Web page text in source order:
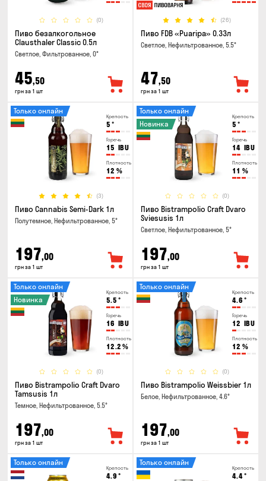
(0)
Пиво безалкогольное
Clausthaler Classic 0.5л
Светлое, Фильтрованное, 0°
45,50
грн за 1 шт
(26)
Пиво FDB «Puaripa» 0.33л
Светлое, Нефильтрованное, 5.5°
47,50
грн за 1 шт
Крепость
5 °
Горечь
15 IBU
Плотность
12 %
(3)
Только онлайн
Пиво Cannabis Semi-Dark 1л
Полутемное, Нефильтрованное, 5°
197,00
грн за 1 шт
Крепость
5 °
Горечь
14 IBU
Плотность
11 %
(0)
Только онлайн
Новинка
Пиво Bistrampolio Craft Dvaro
Sviesusis 1л
Светлое, Нефильтрованное, 5°
197,00
грн за 1 шт
Крепость
5.5 °
Горечь
16 IBU
Плотность
12.2 %
(0)
Только онлайн
Новинка
Пиво Bistrampolio Craft Dvaro
Tamsusis 1л
Темное, Нефильтрованное, 5.5°
197,00
грн за 1 шт
Крепость
4.6 °
Горечь
12 IBU
Плотность
12 %
(0)
Только онлайн
Пиво Bistrampolio Weissbier 1л
Белое, Нефильтрованное, 4.6°
197,00
грн за 1 шт
Крепость
4.9 °
Только онлайн
Крепость
4.4°
Только онлайн